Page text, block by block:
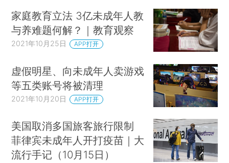
家庭教育立法 3亿未成年人教
与养难题何解？｜教育观察
2021年10月25日 APP打开
虚假明星、向未成年人卖游戏
等五类账号将被清理
2021年10月20日 APP打开
美国取消多国旅客旅行限制
菲律宾未成年人开打疫苗｜大
流行手记（10月15日）